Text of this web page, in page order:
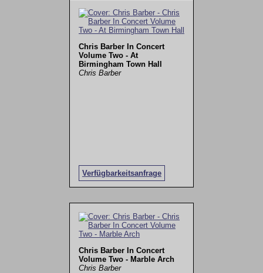
Chris Barber In Concert
Volume Two - At
Birmingham Town Hall
Chris Barber
Verfügbarkeitsanfrage
Chris Barber In Concert
Volume Two - Marble Arch
Chris Barber